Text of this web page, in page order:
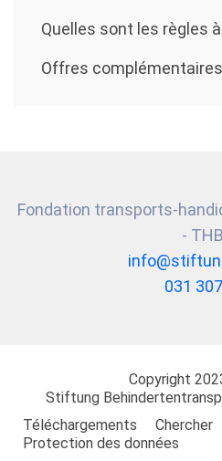
Quelles sont les règles
Offres complémentaires
Fondation transports-
- THB
031
Copyright
Stiftung
Téléchargements
Chercher
Protection des données